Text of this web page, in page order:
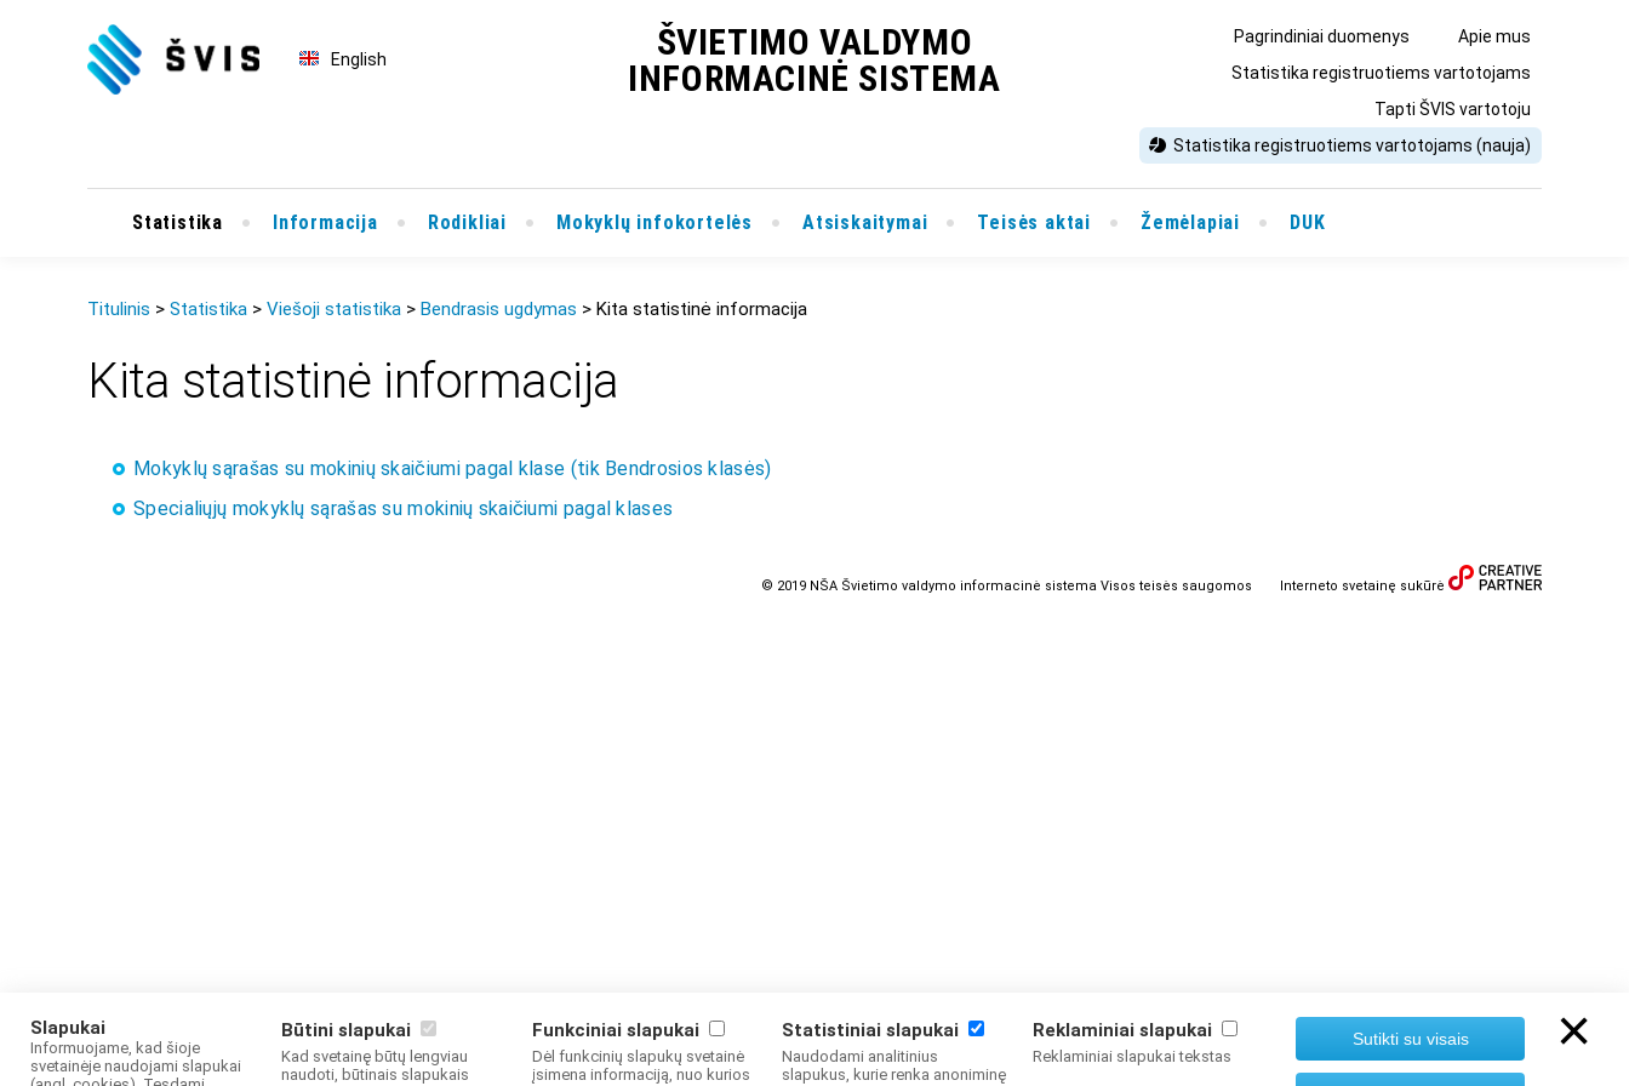
ŠVIETIMO VALDYMO
INFORMACINĖ SISTEMA
English
Pagrindiniai duomenys
Apie mus
Statistika registruotiems vartotojams
Tapti ŠVIS vartotoju
Statistika registruotiems vartotojams (nauja)
Statistika Informacija Rodikliai Mokyklų infokortelės Atsiskaitymai Teisės aktai Žemėlapiai DUK
Titulinis Statistika Viešoji statistika Bendrasis ugdymas Kita statistinė informacija
Kita statistinė informacija
Mokyklų sąrašas su mokinių skaičiumi pagal klase (tik Bendrosios klasės)
Specialiųjų mokyklų sąrašas su mokinių skaičiumi pagal klases
© 2019 NŠA Švietimo valdymo informacinė sistema Visos teisės saugomos Interneto svetainę sukūrė
Slapukai
Informuojame, kad šioje
svetainėje naudojami slapukai
Būtini slapukai
Kad svetainę būtų lengviau
naudoti, būtinais slapukais
Funkciniai slapukai
Dėl funkcinių slapukų svetainė
įsimena informaciją, nuo kurios
Statistiniai slapukai
Naudodami analitinius
slapukus, kurie renka anoniminę
Reklaminiai slapukai
Reklaminiai slapukai tekstas
Sutikti su visais ×